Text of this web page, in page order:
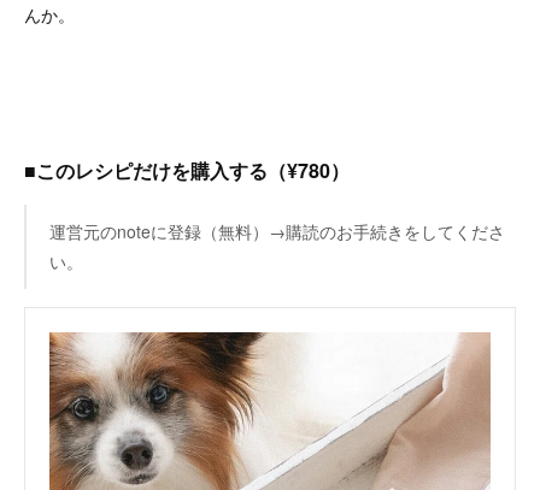
んか。
■このレシピだけを購入する（¥780）
運営元のnoteに登録（無料）→購読のお手続きをしてくださ
い。